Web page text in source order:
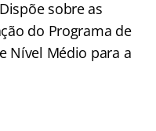
Dispõe sobre as
do Programa de
Nível Médio para a